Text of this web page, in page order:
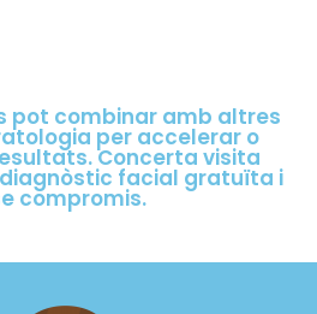
pot combinar amb altres
per accelerar o
Concerta visita
facial gratuïta i
compromis.